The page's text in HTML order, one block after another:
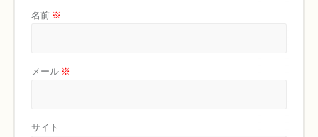
名前 ※
メール ※
サイト